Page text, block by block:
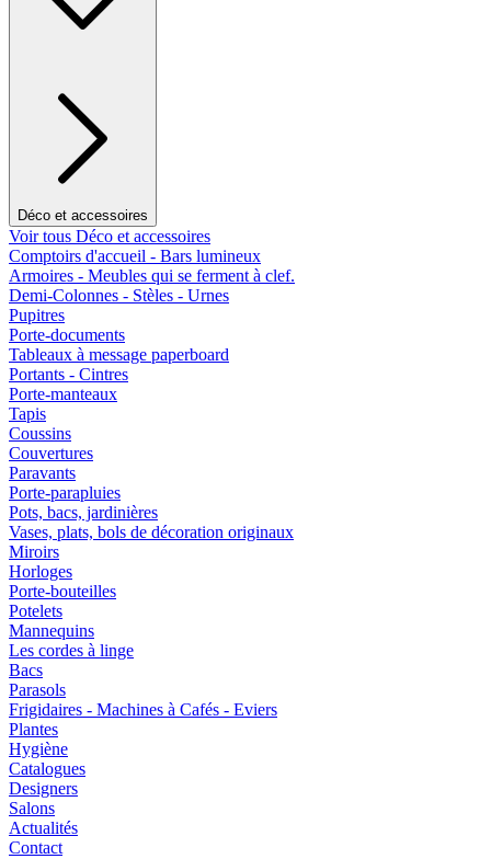
Déco et accessoires
Voir tous Déco et accessoires
Comptoirs d'accueil - Bars lumineux
Armoires - Meubles qui se ferment à clef.
Demi-Colonnes - Stèles - Urnes
Pupitres
Porte-documents
Tableaux à message paperboard
Portants - Cintres
Porte-manteaux
Tapis
Coussins
Couvertures
Paravants
Porte-parapluies
Pots, bacs, jardinières
Vases, plats, bols de décoration originaux
Miroirs
Horloges
Porte-bouteilles
Potelets
Mannequins
Les cordes à linge
Bacs
Parasols
Frigidaires - Machines à Cafés - Eviers
Plantes
Hygiène
Catalogues
Designers
Salons
Actualités
Contact